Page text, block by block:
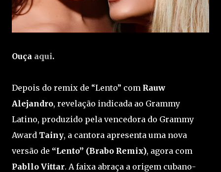
Ouça aqui.
Depois do remix de “Lento” com Rauw
Alejandro, revelação indicada ao Grammy
Latino, produzido pela vencedora do Grammy
Award Tainy, a cantora apresenta uma nova
versão de “Lento” (Brabo Remix), agora com
Pabllo Vittar. A faixa abraça a origem cubano-